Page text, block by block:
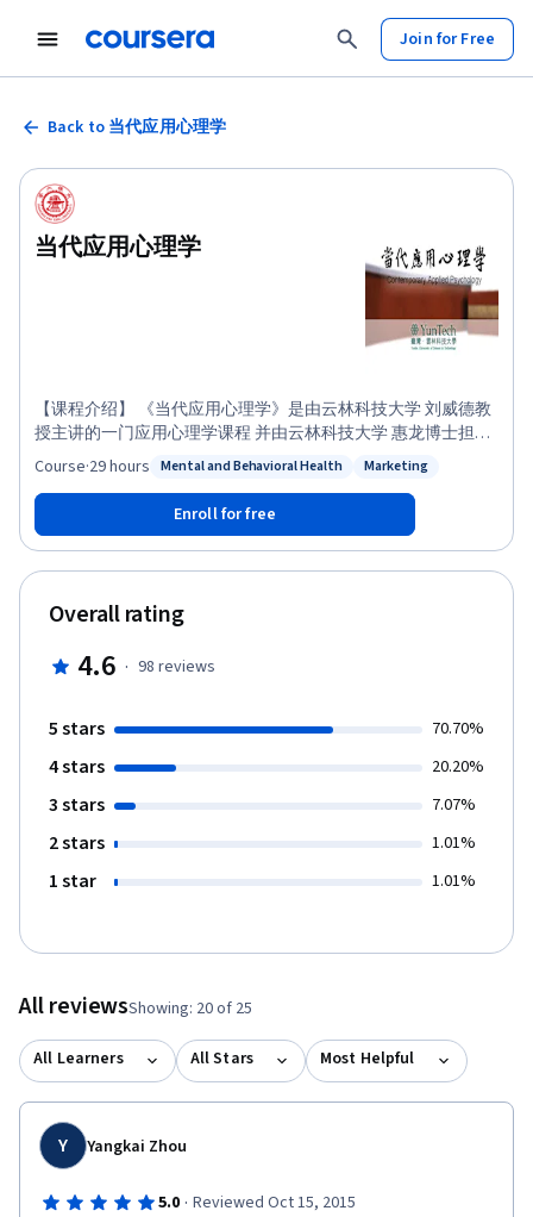
Join for Free
Back to 当代应用心理学
当代应用心理学
【课程介绍】 《当代应用心理学》是由云林科技大学 刘威德教
授主讲的一门应用心理学课程 并由云林科技大学 惠龙博士担任
总顾问 课程将精选八项心理学与日常生活息息相关的应用议
格分析、犯罪行为、心理保健与心理测验、人际关系等方面运
用生活知能、个体行为与态度、测验诊断加以说明诠释应用心
理学之奥妙。例如:自行车设计动向、民众购车消费行为、便利
商店兑币代换机制、组织领导策略、关注情绪管理、人格特质
透析、以及如何经营成功良好的职场与人际关系等事例，深入
浅出探讨来应用心理学的理论与实际生活经验分析概念。 【课
则、消费者的觉察-广告营销的心理法则、广告营销心理实例探
质、组织人事的经营管理、探讨人格特质分析、人格的形成和
偏差行为发展脉络分析、法律与生活的关系、犯罪与偏差行为
快乐心理、落实小区心理保健、个别心理特质的差异、心理测
验的原理、探讨如何藉由心理测验及诊断工具了解个别特质的
系的影响因素、成功职场心理的经营、职场的求职陷阱以及以
第3周：消费者心理学原理简介及实例探讨Consumer
Leadership Psychology 第5周：性格心理学原理简介及实例探讨
例探讨 Law and Criminal Psychology 第7周：身心健康与适应心
理原理简介及实例探讨Mental Health Psychology 第8周：心理测
验与个别特质差异的原理简介及实例探讨Psychological Testing
第9周：人际与职场心理的原理简介及实例探讨Human
Relationship and Career Psychology 【学习目标】 心理学是一门
探讨人性的科学，剖析个体的内隐心理历程和外显行为反应。
涉及范围广泛，涵括有认知、情绪、人格、人际、和领导等多
Mental and Behavioral Health
Status: Marketing
Marketing
Course·29 hours
Enroll for free
Overall rating
4.6 · 98 reviews
5 stars 70.70%
4 stars 20.20%
3 stars 7.07%
2 stars 1.01%
1 star 1.01%
All reviewsShowing: 20 of 25
All Learners All Stars Most Helpful
Y Yangkai Zhou
5.0 · Reviewed Oct 15, 2015